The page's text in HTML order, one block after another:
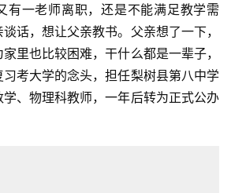
有一老师离职，还是不能满足教学需
话，想让父亲教书。父亲想了一下，
里也比较困难，干什么都是一辈子，
考大学的念头，担任梨树县第八中学
、物理科教师，一年后转为正式公办